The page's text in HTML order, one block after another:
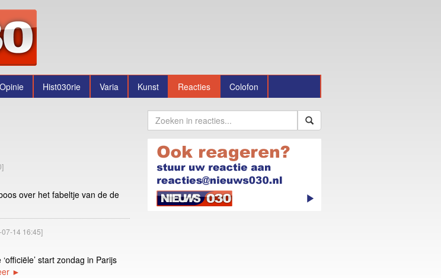
Opinie Hist030rie Varia Kunst Reacties Colofon
over het fabeltje van de de
07-14 16:45]
start zondag in Parijs
►